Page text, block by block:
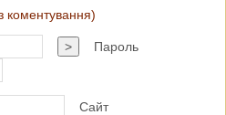
коментування)
> Пароль
Сайт